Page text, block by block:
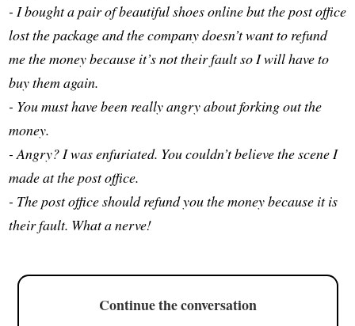
- I bought a pair of beautiful shoes online but the post office
lost the package and the company doesn’t want to refund
me the money because it’s not their fault so I will have to
buy them again.
- You must have been really angry about forking out the
money.
- Angry? I was enfuriated. You couldn’t believe the scene I
made at the post office.
- The post office should refund you the money because it is
their fault. What a nerve!
Continue the conversation